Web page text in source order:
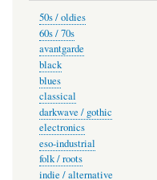
50s / oldies
60s / 70s
avantgarde
black
blues
classical
darkwave / gothic
electronics
eso-industrial
folk / roots
indie / alternative